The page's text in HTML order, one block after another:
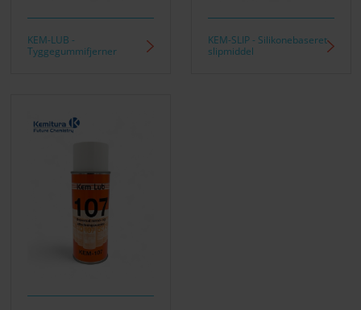
KEM-LUB -
Tyggegummifjerner
KEM-SLIP - Silikonebaseret
slipmiddel